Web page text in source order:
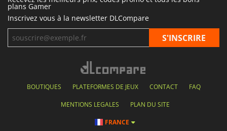
plans Gamer
Inscrivez vous à la newsletter DLCompare
BOUTIQUES PLATEFORMES DE JEUX CONTACT FAQ
MENTIONS LEGALES PLAN DU SITE
FRANCE